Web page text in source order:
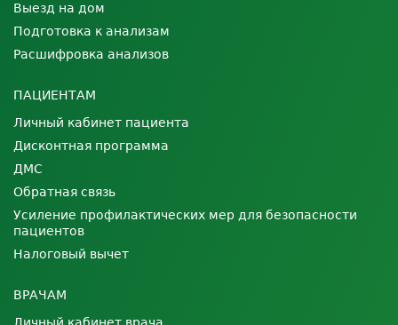
Выезд на дом
Подготовка к анализам
Расшифровка анализов
ПАЦИЕНТАМ
Личный кабинет пациента
Дисконтная программа
ДМС
Обратная связь
Усиление профилактических мер для безопасности
пациентов
Налоговый вычет
ВРАЧАМ